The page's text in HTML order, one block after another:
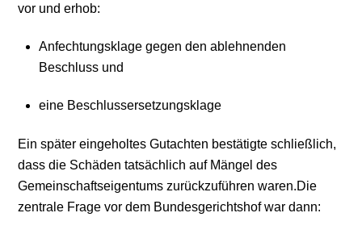
vor und erhob:
Anfechtungsklage gegen den ablehnenden
Beschluss und
eine Beschlussersetzungsklage
Ein später eingeholtes Gutachten bestätigte schließlich,
dass die Schäden tatsächlich auf Mängel des
Gemeinschaftseigentums zurückzuführen waren.Die
zentrale Frage vor dem Bundesgerichtshof war dann: